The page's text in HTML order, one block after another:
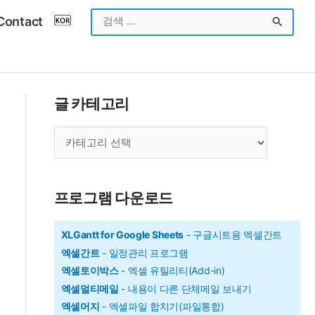
색
상
글 카테고리
리
프로그램 다운로드
XLGantt for Google Sheets - 구글시트용 엑셀간트
엑셀간트- 일정관리 프로그램
엑셀토이박스- 엑셀 유틸리티(Add-in)
엑셀멀티메일 - 내용이 다른 단체메일 보내기
엑셀머지 - 엑셀파일 합치기(파일통합)